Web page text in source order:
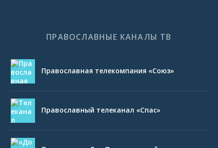
ПРАВОСЛАВНЫЕ КАНАЛЫ ТВ
Православная телекомпания «Союз»
Православный телеканал «Спас»